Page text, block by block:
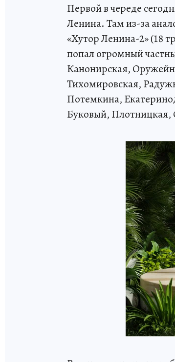
Первой в череде
Ленина. Там из-за
«Хутор Ленина-2» (18
попал огромный
Канонирская,
Тихомировская,
Потемкина,
Буковый, Плотницкая,